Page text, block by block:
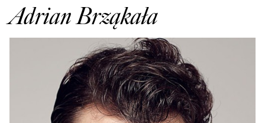
Adrian Brząkała